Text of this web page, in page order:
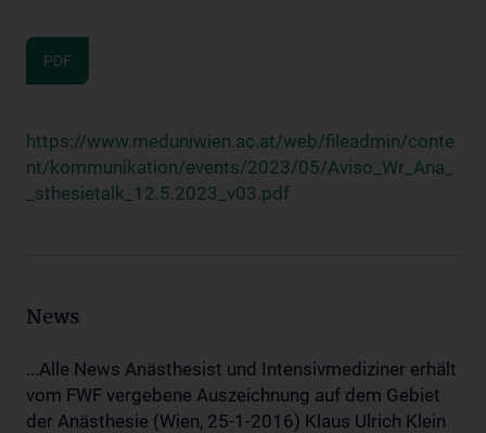
PDF
https://www.meduniwien.ac.at/web/fileadmin/conte
nt/kommunikation/events/2023/05/Aviso_Wr_Ana_
_sthesietalk_12.5.2023_v03.pdf
News
...Alle News Anästhesist und Intensivmediziner erhält
vom FWF vergebene Auszeichnung auf dem Gebiet
der Anästhesie (Wien, 25-1-2016) Klaus Ulrich Klein